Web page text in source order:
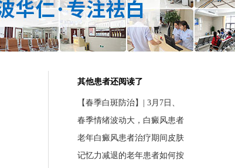
其他患者还阅读了
【春季白斑防治】| 3月7日、
春季情绪波动大，白癜风患者
老年白癜风患者治疗期间皮肤
记忆力减退的老年患者如何按